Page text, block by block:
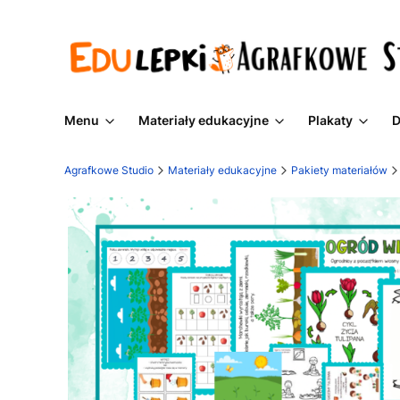
Menu Materiały edukacyjne Plakaty
Agrafkowe Studio Materiały edukacyjne Pakiety materiałów